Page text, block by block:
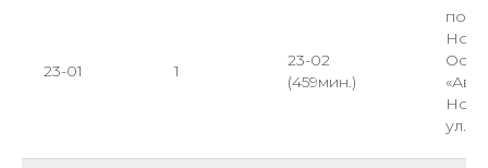
23-01 1
23-02
(459мин.)
пос.
ул.